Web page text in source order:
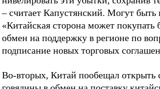
– считает Капустянский. Могут
«Китайская сторона может
обмен на поддержку в регионе по
подписание новых торговых
Во-вторых, Китай пообещал открыть